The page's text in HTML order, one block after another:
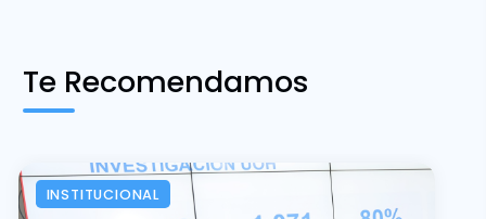
Te Recomendamos
INSTITUCIONAL